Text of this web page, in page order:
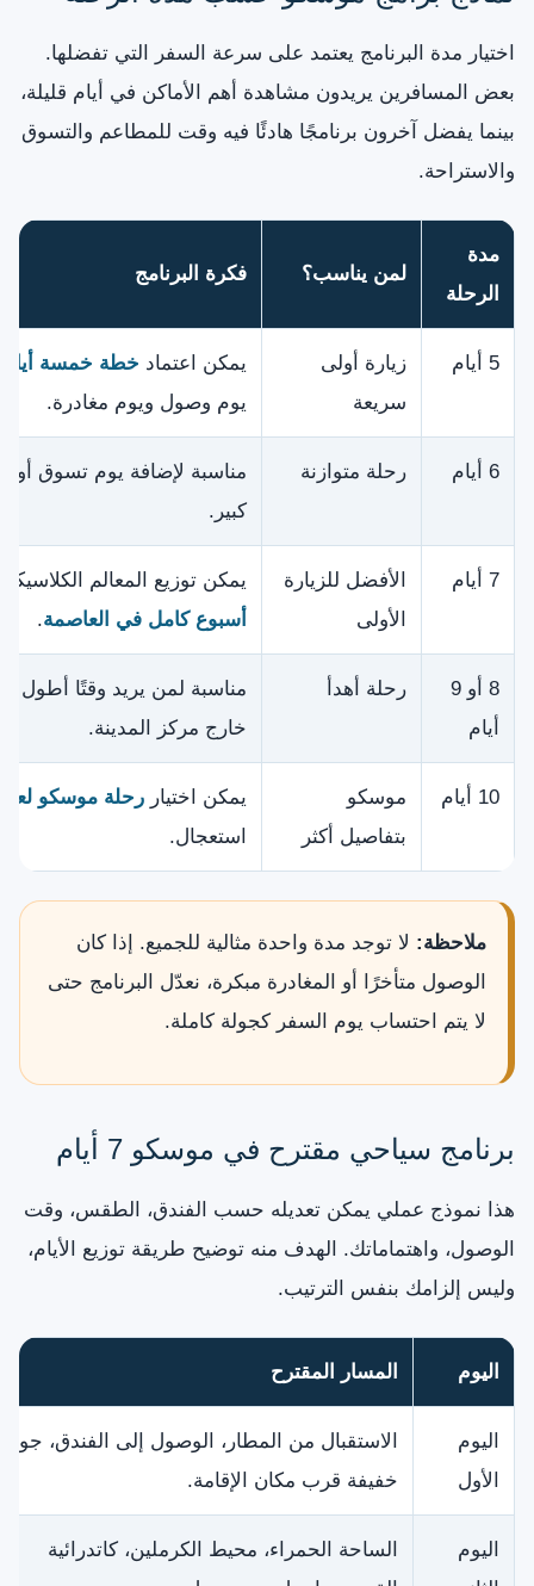
اختيار مدة البرنامج يعتمد على سرعة السفر التي تفضلها.
بعض المسافرين يريدون مشاهدة أهم الأماكن في أيام قليلة،
بينما يفضل آخرون برنامجًا هادئًا فيه وقت للمطاعم والتسوق
والاستراحة.
مدة
الرحلة
لمن يناسب؟ فكرة البرنامج
5 أيام
زيارة أولى
سريعة
يمكن اعتماد خطة خمسة
يوم وصول ويوم مغادرة.
6 أيام رحلة متوازنة
مناسبة لإضافة يوم تسوق أو
كبير.
7 أيام
الأفضل للزيارة
الأولى
يمكن توزيع المعالم
أسبوع كامل في العاصمة.
8 أو 9
أيام
رحلة أهدأ
مناسبة لمن يريد وقتًا أطول
خارج مركز المدينة.
10 أيام
موسكو
بتفاصيل أكثر
يمكن اختيار رحلة موسكو
استعجال.
ملاحظة: لا توجد مدة واحدة مثالية للجميع. إذا كان
الوصول متأخرًا أو المغادرة مبكرة، نعدّل البرنامج حتى
لا يتم احتساب يوم السفر كجولة كاملة.
برنامج سياحي مقترح في موسكو 7 أيام
هذا نموذج عملي يمكن تعديله حسب الفندق، الطقس، وقت
الوصول، واهتماماتك. الهدف منه توضيح طريقة توزيع الأيام،
وليس إلزامك بنفس الترتيب.
اليوم المسار المقترح
اليوم
الأول
الاستقبال من المطار، الوصول إلى الفندق، جولة
خفيفة قرب مكان الإقامة.
اليوم
الساحة الحمراء، محيط الكرملين، كاتدرائية